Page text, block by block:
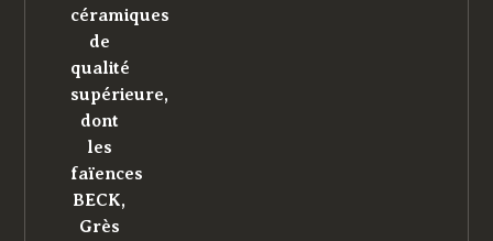
céramiques
de
qualité
supérieure,
dont
les
faïences
BECK,
Grès